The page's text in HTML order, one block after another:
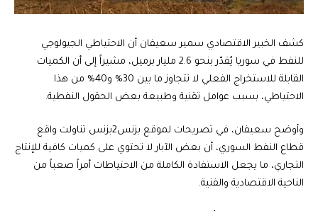
كشف الخبير الاقتصادي سمير سعيفان أن الاحتياطي الجيولوجي
للنفط في سوريا يُقدّر بنحو 2.6 مليار برميل، مشيراً إلى أن الكميات
القابلة للاستخراج الفعلي لا تتجاوز ما بين 30% و40% من هذا
الاحتياطي، بسبب عوامل تقنية وطبيعة بعض الحقول النفطية.
وأوضح سعيفان، في تصريحات لموقع بزنس2بزنس تناولت واقع
قطاع النفط السوري، أن بعض الآبار لا تحتوي على كميات كافية للإنتاج
التجاري، ما يجعل الاستفادة الكاملة من الاحتياطات أمراً صعباً من
الناحية الاقتصادية والفنية.